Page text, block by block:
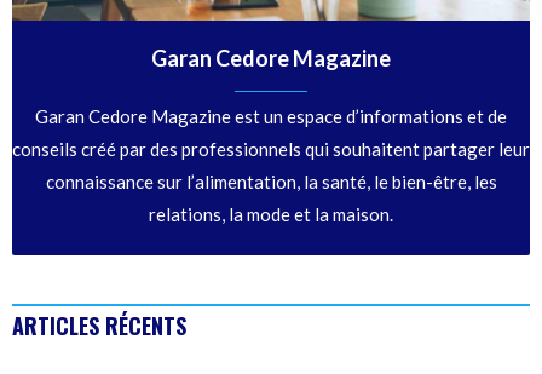
Garan Cedore Magazine
Garan Cedore Magazine est un espace d’informations et de
conseils créé par des professionnels qui souhaitent partager leur
connaissance sur l’alimentation, la santé, le bien-être, les
relations, la mode et la maison.
ARTICLES RÉCENTS